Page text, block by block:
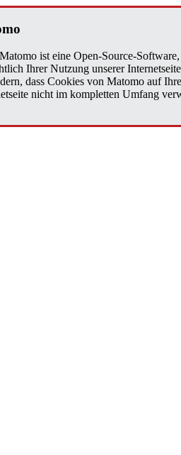
ist eine Open-Source-
Ihrer Nutzung unserer
dass Cookies von Matomo auf
nicht im kompletten Umfang